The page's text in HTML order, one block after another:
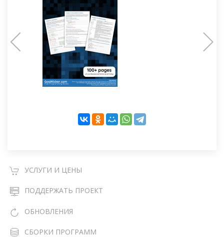
УСЛУГИ И ЦЕНЫ
ПОДДЕРЖАТЬ ПРОЕКТ
ОБНОВЛЕНИЯ
СБОРКИ ПРОГРАММ